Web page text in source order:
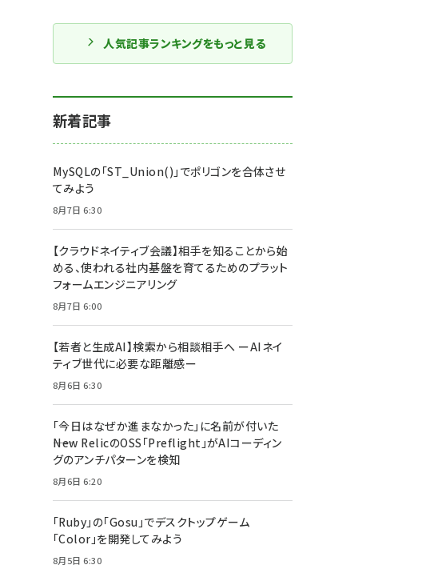
人気記事ランキングをもっと見る
新着記事
MySQLの「ST_Union()」でポリゴンを合体させ
てみよう
8月7日 6:30
【クラウドネイティブ会議】相手を知ることから始
める、使われる社内基盤を育てるためのプラット
フォームエンジニアリング
8月7日 6:00
【若者と生成AI】検索から相談相手へ ーAIネイ
ティブ世代に必要な距離感ー
8月6日 6:30
「今日はなぜか進まなかった」に名前が付いた
――New RelicのOSS「Preflight」がAIコーディン
グのアンチパターンを検知
8月6日 6:20
「Ruby」の「Gosu」でデスクトップゲーム
「Color」を開発してみよう
8月5日 6:30